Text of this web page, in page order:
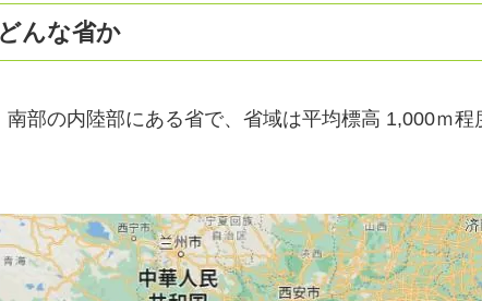
んな省か
南部の内陸部にある省で、省域は平均標高 1,000ｍ